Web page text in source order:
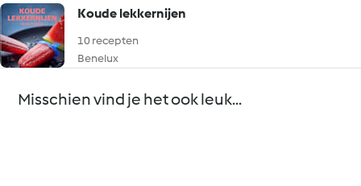
Koude lekkernijen
10 recepten
Benelux
Misschien vind je het ook leuk...